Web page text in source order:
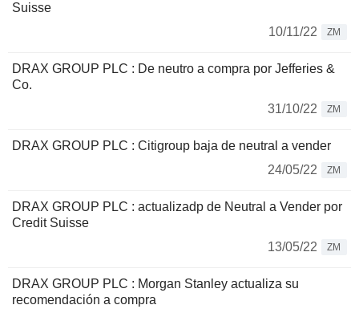
Suisse
10/11/22
ZM
DRAX GROUP PLC : De neutro a compra por Jefferies &
Co.
31/10/22
ZM
DRAX GROUP PLC : Citigroup baja de neutral a vender
24/05/22
ZM
DRAX GROUP PLC : actualizadp de Neutral a Vender por
Credit Suisse
13/05/22
ZM
DRAX GROUP PLC : Morgan Stanley actualiza su
recomendación a compra